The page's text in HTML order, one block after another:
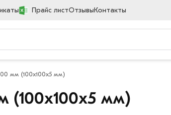
Прайс листОтзывыКонтакты
мм (100х100х5 мм)
(100х100х5 мм)